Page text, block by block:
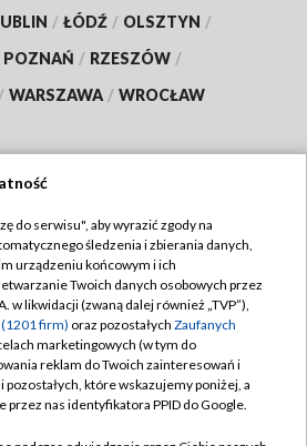
/ ŁÓDŹ / OLSZTYN /
POZNAŃ / RZESZÓW /
/ WARSZAWA / WROCŁAW
TVP
Cyfrowa
Regulamin TVP
prywatności
Moje zgody
Pomoc
do serwisu", aby wyrazić zgody na
śledzenia i zbierania danych,
urządzeniu końcowym i ich
Twoich danych osobowych przez
w likwidacji (zwaną dalej również „TVP”),
firm) oraz pozostałych Zaufanych
marketingowych (w tym do
reklam do Twoich zainteresowań i
które wskazujemy poniżej, a
przez nas identyfikatora PPID do Google.